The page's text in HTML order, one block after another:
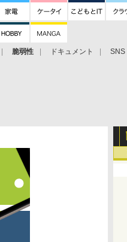
脆弱性 ドキュメント SNS